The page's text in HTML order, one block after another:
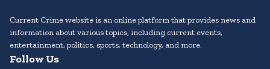
Current Crime website is an online platform that provides news and
information about various topics, including current events,
entertainment, politics, sports, technology, and more.
Follow Us